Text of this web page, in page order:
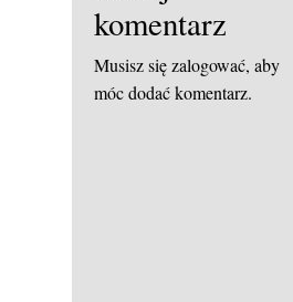
komentarz
Musisz sięzalogować, aby
móc dodać komentarz.